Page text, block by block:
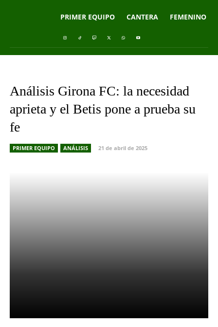
PRIMER EQUIPO CANTERA FEMENINO
Análisis Girona FC: la necesidad
aprieta y el Betis pone a prueba su
fe
PRIMER EQUIPO ANÁLISIS 21 de abril de 2025